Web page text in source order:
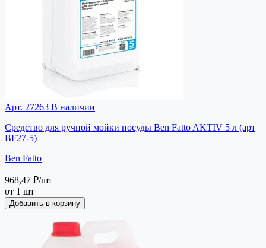
Арт. 27263 В наличии
Средство для ручной мойки посуды Ben Fatto AKTIV 5 л (арт
BF27-5)
Ben Fatto
968,47 ₽/шт
от 1 шт
Добавить в корзину